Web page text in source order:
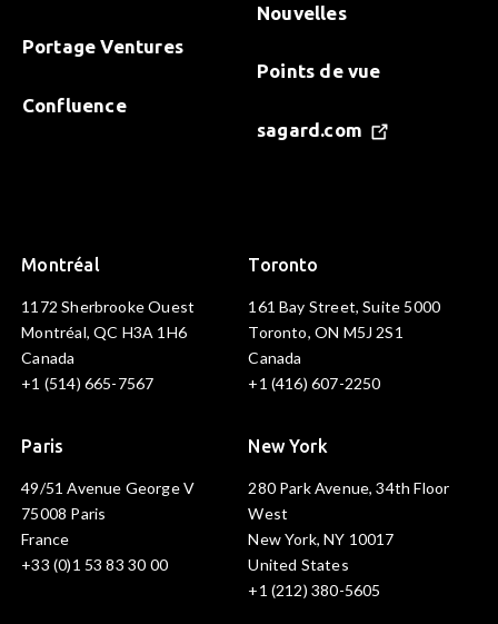
Portage Ventures
Confluence
Nouvelles
Points de vue
sagard.com
Montréal
1172 Sherbrooke Ouest
Montréal, QC H3A 1H6
Canada
+1 (514) 665-7567
Toronto
161 Bay Street, Suite 5000
Toronto, ON M5J 2S1
Canada
+1 (416) 607-2250
Paris
49/51 Avenue George V
75008 Paris
France
+33 (0)1 53 83 30 00
New York
280 Park Avenue, 34th Floor
West
New York, NY 10017
United States
+1 (212) 380-5605